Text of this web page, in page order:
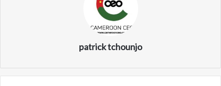
patrick tchounjo